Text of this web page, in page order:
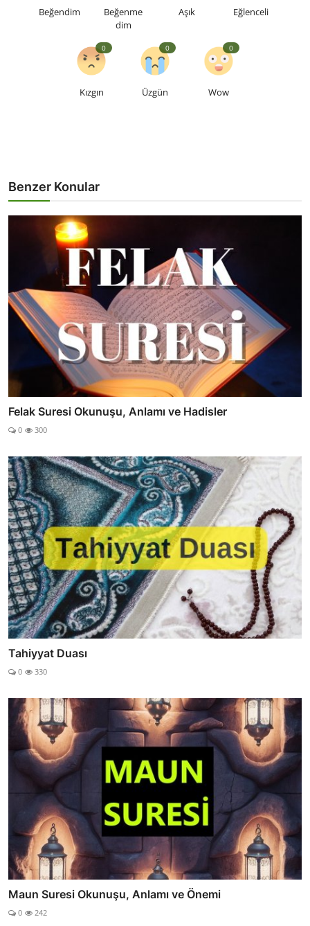
Beğendim
Beğenme
dim
Aşık Eğlenceli
Kızgın
0
Üzgün
0
Wow
0
Benzer Konular
Felak Suresi Okunuşu, Anlamı ve Hadisler
0 300
Tahiyyat Duası
0 330
Maun Suresi Okunuşu, Anlamı ve Önemi
0 242